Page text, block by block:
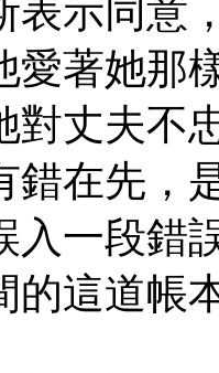
表示同意
愛著她那
對丈夫不
錯在先
入一段
的這道帳